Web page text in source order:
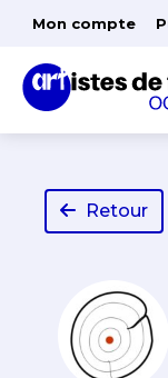
Mon compte
Retour